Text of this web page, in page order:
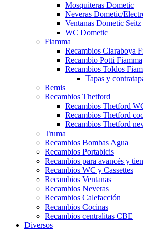
Mosquiteras Dometic
Neveras Dometic/
Ventanas Dometic Seitz
WC Dometic
Fiamma
Recambios Claraboya
Recambio Potti Fiamma
Recambios Toldos
Tapas y
Remis
Recambios Thetford
Recambios Thetford
Recambios Thetford
Recambios Thetford
Truma
Recambios Bombas Agua
Recambios Portabicis
Recambios para avancés y
Recambios WC y Cassettes
Recambios Ventanas
Recambios Neveras
Recambios Calefacción
Recambios Cocinas
Recambios centralitas CBE
Diversos